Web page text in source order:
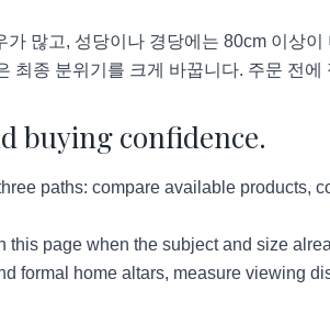
많고, 성당이나 경당에는 80cm 이상
최종 분위기를 크게 바꿉니다. 주문 전에
buying confidence.
paths: compare available products,
this page when the subject and size
formal home altars, measure viewing